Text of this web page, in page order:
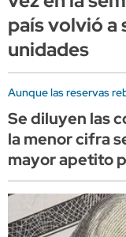
país volvió a
unidades
Aunque las reservas
Se diluyen las
la menor cifra
mayor apetito